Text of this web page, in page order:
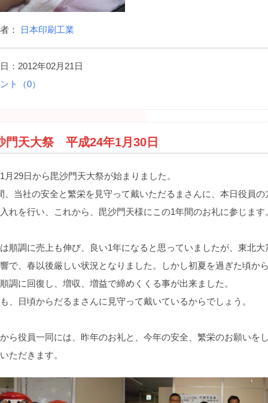
： 日本印刷工業
：2012年02月21日
ト（0）
門天大祭 平成24年1月30日
月29日から毘沙門天大祭が始まりました。
、当社の安全と繁栄を見守って戴いただるまさんに、本日役員の
れを行い、これから、毘沙門天様にこの1年間のお礼に参じます
順調に売上も伸び、良い1年になると思っていましたが、東北大
で、春以後厳しい状況となりました。しかし初夏を過ぎた頃か
調に回復し、増収、増益で締めくくる事が出来ました。
、日頃からだるまさんに見守って戴いているからでしょう。
ら役員一同には、昨年のお礼と、今年の安全、繁栄のお願いを
ただきます。